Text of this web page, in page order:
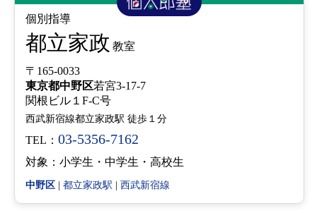
個別指導
都立家政 教室
〒165-0033
東京都中野区若宮3-17-7
関根ビル１F-C号
西武新宿線都立家政駅 徒歩１分
TEL： 03-5356-7162
対象：小学生・中学生・高校生
中野区 都立家政駅 西武新宿線